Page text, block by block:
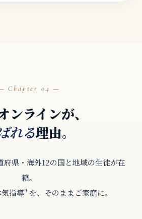
04
ンラインが、
れる理由。
県・海外12の国と地域の生徒が在
籍。
指導" を、そのままご家庭に。